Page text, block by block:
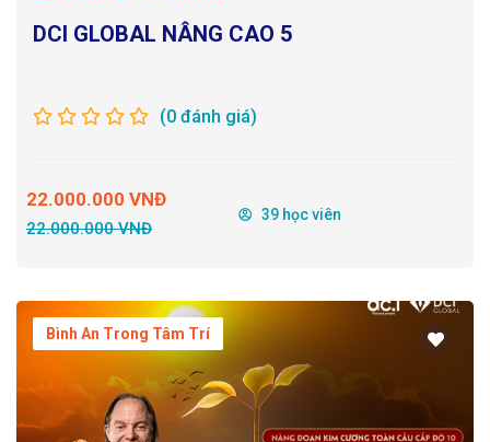
DCI GLOBAL NÂNG CAO 5
(0 đánh giá)
22.000.000 VNĐ
22.000.000 VNĐ
39 học viên
Bình An Trong Tâm Trí